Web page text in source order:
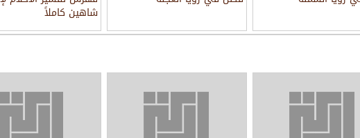
شاهين كاملاً